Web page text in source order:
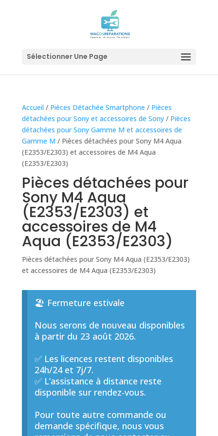
Sélectionner Une Page
Accueil / Pièces Détachée Smartphone / Pièces
détachées pour Sony et accessoires de Sony/ Pièces
détachées pour Sony Gamme M et accessoires de
Gamme M / Pièces détachées pour Sony M4 Aqua
(E2353/E2303) et accessoires de M4 Aqua
(E2353/E2303)
Pièces détachées pour
Sony M4 Aqua
(E2353/E2303) et
accessoires de M4
Aqua (E2353/E2303)
Pièces détachées pour Sony M4 Aqua (E2353/E2303)
et accessoires de M4 Aqua (E2353/E2303)
🏖️ Fermeture estivale
Nous serons de nouveau disponibles
à partir du 23 août 2026.
✅ Les licences restent disponibles
24h/24 et 7j/7.
✅ L’assistance à distance reste
disponible sur rendez-vous.
Pour toute autre commande ou
demande spécifique, nous vous